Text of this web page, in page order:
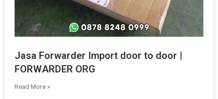
Jasa Forwarder Import door to door |
FORWARDER ORG
Read More »